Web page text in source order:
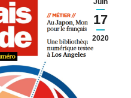
Juin
17
2020